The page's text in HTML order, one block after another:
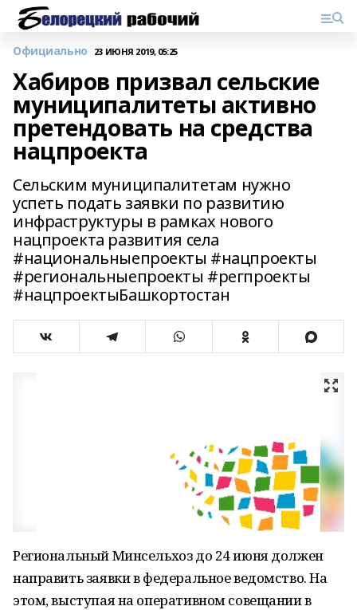
Официально 23 ИЮНЯ 2019, 05:25
Хабиров призвал сельские
муниципалитеты активно
претендовать на средства
нацпроекта
Сельским муниципалитетам нужно
успеть подать заявки по развитию
инфраструктуры в рамках нового
нацпроекта развития села
#национальныепроекты #нацпроекты
#региональныепроекты #регпроекты
#нацпроектыБашкортостан
Региональный Минсельхоз до 24 июня должен
направить заявки в федеральное ведомство. На
этом, выступая на оперативном совещании в